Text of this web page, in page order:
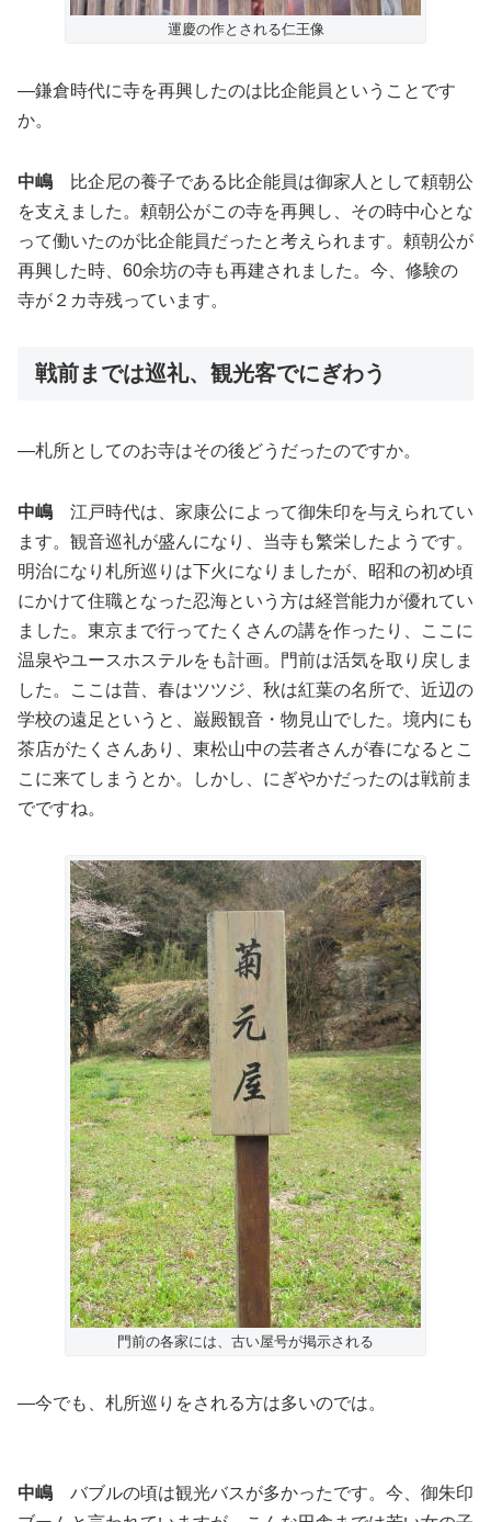
運慶の作とされる仁王像
―鎌倉時代に寺を再興したのは比企能員ということです
か。
中嶋 比企尼の養子である比企能員は御家人として頼朝公
を支えました。頼朝公がこの寺を再興し、その時中心とな
って働いたのが比企能員だったと考えられます。頼朝公が
再興した時、60余坊の寺も再建されました。今、修験の
寺が２カ寺残っています。
戦前までは巡礼、観光客でにぎわう
―札所としてのお寺はその後どうだったのですか。
中嶋 江戸時代は、家康公によって御朱印を与えられてい
ます。観音巡礼が盛んになり、当寺も繁栄したようです。
明治になり札所巡りは下火になりましたが、昭和の初め頃
にかけて住職となった忍海という方は経営能力が優れてい
ました。東京まで行ってたくさんの講を作ったり、ここに
温泉やユースホステルをも計画。門前は活気を取り戻しま
した。ここは昔、春はツツジ、秋は紅葉の名所で、近辺の
学校の遠足というと、巌殿観音・物見山でした。境内にも
茶店がたくさんあり、東松山中の芸者さんが春になるとこ
こに来てしまうとか。しかし、にぎやかだったのは戦前ま
でですね。
門前の各家には、古い屋号が掲示される
―今でも、札所巡りをされる方は多いのでは。
中嶋 バブルの頃は観光バスが多かったです。今、御朱印